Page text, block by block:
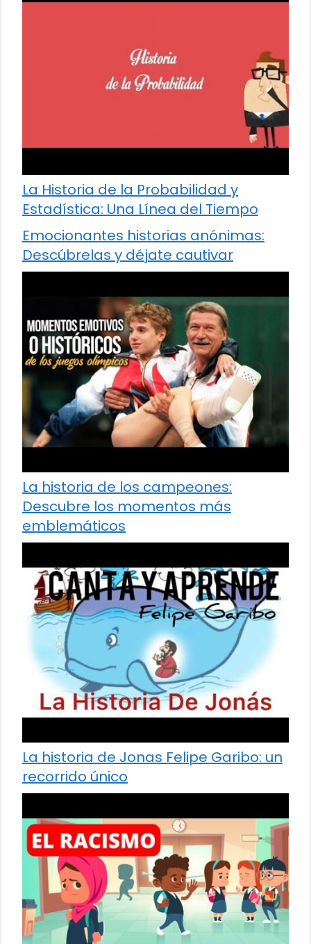
La Historia de la Probabilidad y
Estadística: Una Línea del Tiempo
Emocionantes historias anónimas:
Descúbrelas y déjate cautivar
La historia de los campeones:
Descubre los momentos más
emblemáticos
La historia de Jonas Felipe Garibo: un
recorrido único